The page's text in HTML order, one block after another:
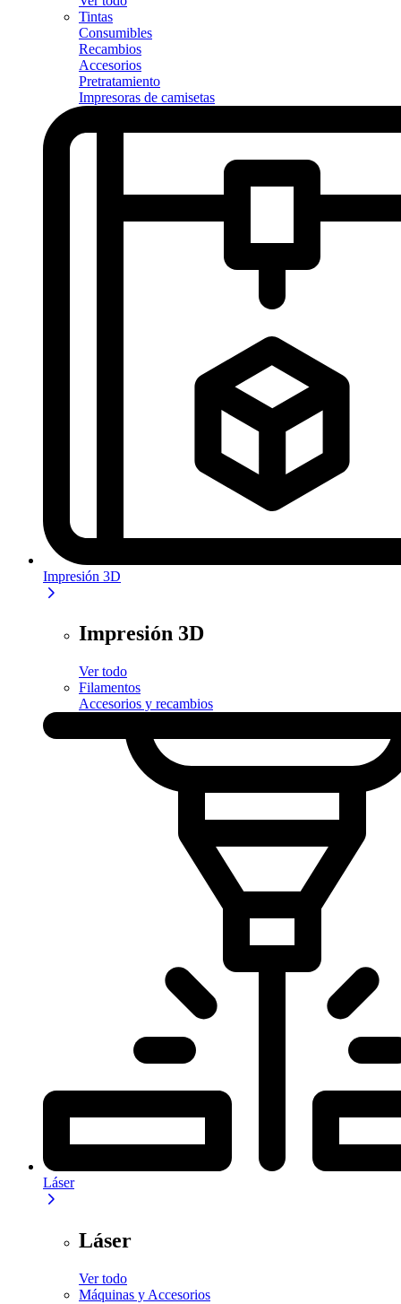
Tintas
Consumibles
Recambios
Accesorios
Pretratamiento
Impresoras de camisetas
Impresión 3D
Impresión 3D
Ver todo
Filamentos
Accesorios y recambios
Láser
Láser
Ver todo
Máquinas y Accesorios